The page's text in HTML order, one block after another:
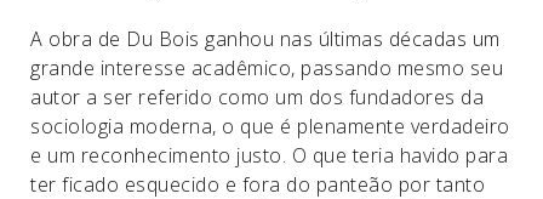
A obra de Du Bois ganhou nas últimas décadas um
grande interesse acadêmico, passando mesmo seu
autor a ser referido como um dos fundadores da
sociologia moderna, o que é plenamente verdadeiro
e um reconhecimento justo. O que teria havido para
ter ficado esquecido e fora do panteão por tanto